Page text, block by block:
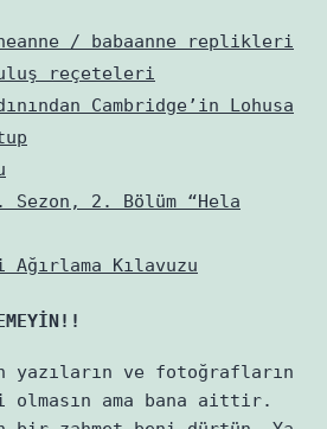
/ babaanne replikleri
reçeteleri
Cambridge’in Lohusa
2. Bölüm “Hela
Ağırlama Kılavuzu
yazıların ve fotoğrafların
olmasın ama bana aittir.